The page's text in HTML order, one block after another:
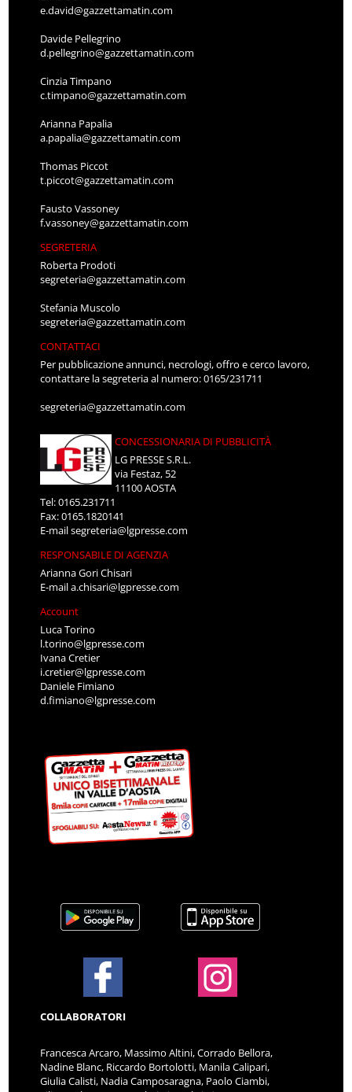
e.david@gazzettamatin.com
Davide Pellegrino
d.pellegrino@gazzettamatin.com
Cinzia Timpano
c.timpano@gazzettamatin.com
Arianna Papalia
a.papalia@gazzettamatin.com
Thomas Piccot
t.piccot@gazzettamatin.com
Fausto Vassoney
f.vassoney@gazzettamatin.com
SEGRETERIA
Roberta Prodoti
segreteria@gazzettamatin.com
Stefania Muscolo
segreteria@gazzettamatin.com
CONTATTACI
Per pubblicazione annunci, necrologi, offro e cerco lavoro,
contattare la segreteria al numero: 0165/231711
segreteria@gazzettamatin.com
CONCESSIONARIA DI PUBBLICITÀ
LG PRESSE S.R.L.
via Festaz, 52
11100 AOSTA
Tel: 0165.231711
Fax: 0165.1820141
E-mailsegreteria@lgpresse.com
RESPONSABILE DI AGENZIA
Arianna Gori Chisari
E-maila.chisari@lgpresse.com
Account
Luca Torino
l.torino@lgpresse.com
Ivana Cretier
i.cretier@lgpresse.com
Daniele Fimiano
d.fimiano@lgpresse.com
COLLABORATORI
Francesca Arcaro, Massimo Altini, Corrado Bellora,
Nadine Blanc, Riccardo Bortolotti, Manila Calipari,
Giulia Calisti, Nadia Camposaragna, Paolo Ciambi,